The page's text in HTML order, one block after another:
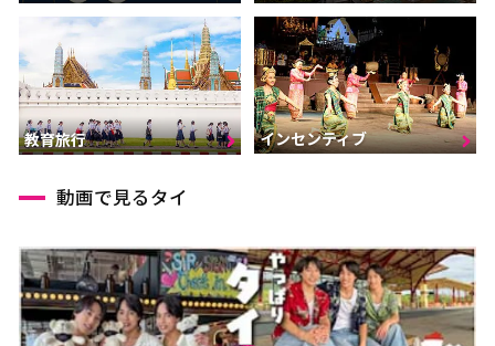
教育旅行 インセンティブ
動画で見るタイ